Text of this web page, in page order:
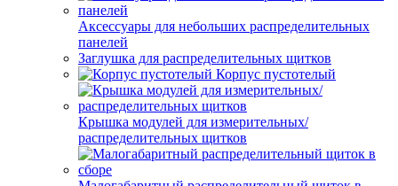
Аксессуары для небольших распределительных
панелей
Заглушка для распределительных щитков
Корпус пустотелый
Крышка модулей для измерительных/
распределительных щитков